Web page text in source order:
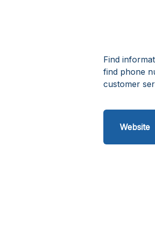
Find
find phone
customer
Website